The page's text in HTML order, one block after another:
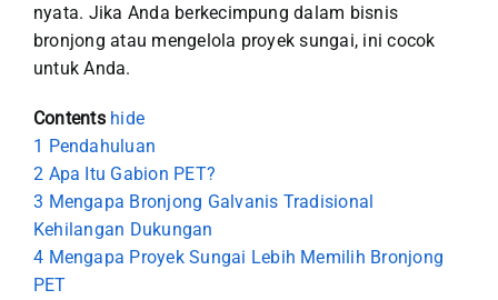
nyata. Jika Anda berkecimpung dalam bisnis
bronjong atau mengelola proyek sungai, ini cocok
untuk Anda.
Contents hide
1 Pendahuluan
2 Apa Itu Gabion PET?
3 Mengapa Bronjong Galvanis Tradisional
Kehilangan Dukungan
4 Mengapa Proyek Sungai Lebih Memilih Bronjong
PET